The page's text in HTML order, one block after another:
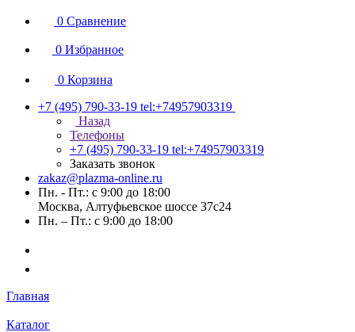
0 Сравнение
0 Избранное
0 Корзина
+7 (495) 790-33-19 tel:+74957903319
Назад
Телефоны
+7 (495) 790-33-19 tel:+74957903319
Заказать звонок
zakaz@plazma-online.ru
Пн. - Пт.: с 9:00 до 18:00
Москва, Алтуфьевское шоссе 37с24
Пн. – Пт.: с 9:00 до 18:00
Главная
Каталог